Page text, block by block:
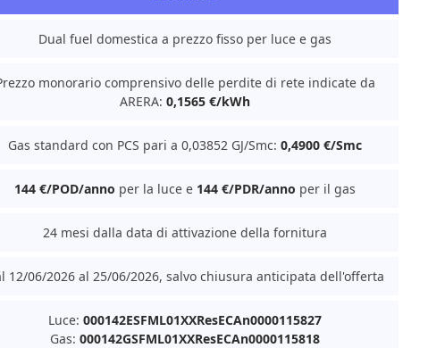
Dual fuel domestica a prezzo fisso per luce e gas
monorario comprensivo delle perdite di rete indicate da
ARERA:0,1565 €/kWh
Gas standard con PCS pari a 0,03852 GJ/Smc:0,4900 €/Smc
144 €/POD/anno per la luce e 144 €/PDR/anno per il gas
24 mesi dalla data di attivazione della fornitura
12/06/2026 al 25/06/2026, salvo chiusura anticipata dell'offerta
Luce:000142ESFML01XXResECAn0000115827
Gas:000142GSFML01XXResECAn0000115818